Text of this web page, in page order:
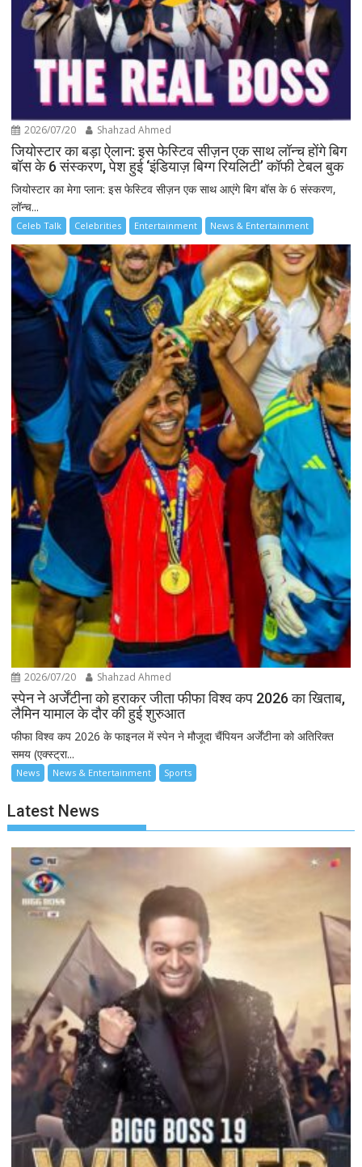
2026/07/20 Shahzad Ahmed
जियोस्टार का बड़ा ऐलान: इस फेस्टिव सीज़न एक साथ लॉन्च होंगे बिग
बॉस के 6 संस्करण, पेश हुई ‘इंडियाज़ बिग्ग रियलिटी’ कॉफी टेबल बुक
जियोस्टार का मेगा प्लान: इस फेस्टिव सीज़न एक साथ आएंगे बिग बॉस के 6 संस्करण,
लॉन्च...
Celeb Talk Celebrities Entertainment News & Entertainment
2026/07/20 Shahzad Ahmed
स्पेन ने अर्जेंटीना को हराकर जीता फीफा विश्व कप 2026 का खिताब,
लैमिन यामाल के दौर की हुई शुरुआत
फीफा विश्व कप 2026 के फाइनल में स्पेन ने मौजूदा चैंपियन अर्जेंटीना को अतिरिक्त
समय (एक्स्ट्रा...
News News & Entertainment Sports
Latest News